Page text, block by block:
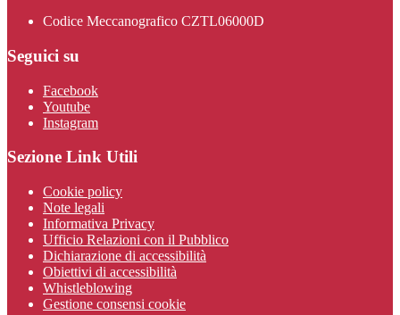
Codice Meccanografico CZTL06000D
Seguici su
Facebook
Youtube
Instagram
Sezione Link Utili
Cookie policy
Note legali
Informativa Privacy
Ufficio Relazioni con il Pubblico
Dichiarazione di accessibilità
Obiettivi di accessibilità
Whistleblowing
Gestione consensi cookie